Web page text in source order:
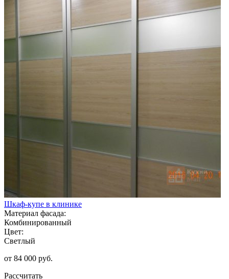
Шкаф-купе в клинике
Материал фасада:
Комбинированный
Цвет:
Светлый
от 84 000 руб.
Рассчитать